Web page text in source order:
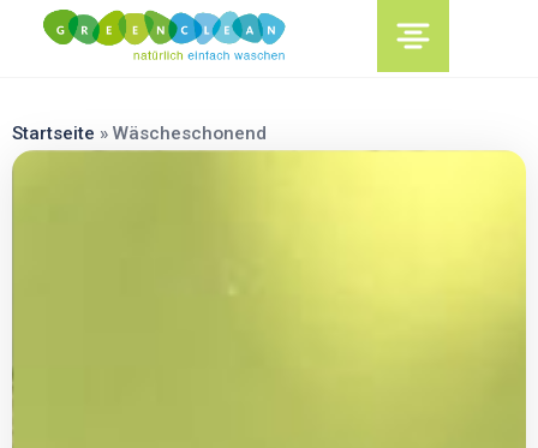
content
Startseite » Wäscheschonend